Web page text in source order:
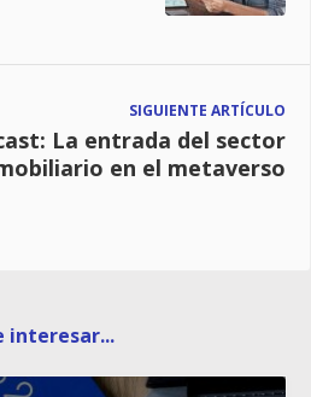
SIGUIENTE ARTÍCULO
La entrada del sector
en el metaverso
interesar...